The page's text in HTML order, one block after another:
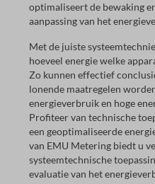
optimaliseert de bewaking
aanpassing van het
Met de juiste
hoeveel energie welke
Zo kunnen effectief
lonende maatregelen
energieverbruik en hoge
Profiteer van technische
een geoptimaliseerde
van EMU Metering biedt u
systeemtechnische
evaluatie van het